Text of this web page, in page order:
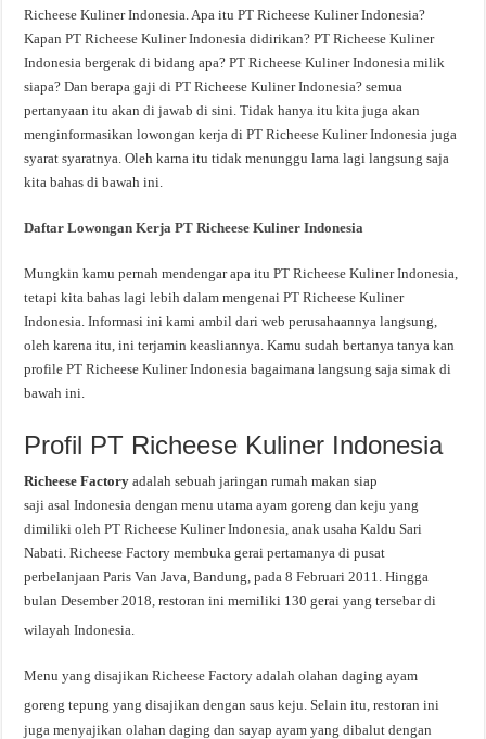
Richeese Kuliner Indonesia. Apa itu PT Richeese Kuliner Indonesia?
Kapan PT Richeese Kuliner Indonesia didirikan? PT Richeese Kuliner
Indonesia bergerak di bidang apa? PT Richeese Kuliner Indonesia milik
siapa? Dan berapa gaji di PT Richeese Kuliner Indonesia? semua
pertanyaan itu akan di jawab di sini. Tidak hanya itu kita juga akan
menginformasikan lowongan kerja di PT Richeese Kuliner Indonesia juga
syarat syaratnya. Oleh karna itu tidak menunggu lama lagi langsung saja
kita bahas di bawah ini.
Daftar Lowongan Kerja PT Richeese Kuliner Indonesia
Mungkin kamu pernah mendengar apa itu PT Richeese Kuliner Indonesia,
tetapi kita bahas lagi lebih dalam mengenai PT Richeese Kuliner
Indonesia. Informasi ini kami ambil dari web perusahaannya langsung,
oleh karena itu, ini terjamin keasliannya. Kamu sudah bertanya tanya kan
profile PT Richeese Kuliner Indonesia bagaimana langsung saja simak di
bawah ini.
Profil PT Richeese Kuliner Indonesia
Richeese Factory adalah sebuah jaringan rumah makan siap
saji asal Indonesia dengan menu utama ayam goreng dan keju yang
dimiliki oleh PT Richeese Kuliner Indonesia, anak usaha Kaldu Sari
Nabati. Richeese Factory membuka gerai pertamanya di pusat
perbelanjaan Paris Van Java, Bandung, pada 8 Februari 2011. Hingga
bulan Desember 2018, restoran ini memiliki 130 gerai yang tersebar di
wilayah Indonesia.
Menu yang disajikan Richeese Factory adalah olahan daging ayam
goreng tepung yang disajikan dengan saus keju. Selain itu, restoran ini
juga menyajikan olahan daging dan sayap ayam yang dibalut dengan